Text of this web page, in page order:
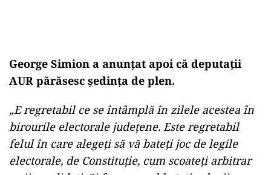
George Simion a anunțat apoi că deputații
AUR părăsesc ședința de plen.
„E regretabil ce se întâmplă în zilele acestea în
birourile electorale judeţene. Este regretabil
felul în care alegeţi să vă bateţi joc de legile
electorale, de Constituţie, cum scoateţi arbitrar